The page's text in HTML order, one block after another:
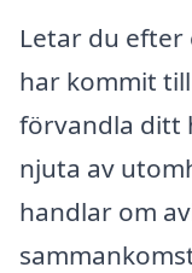
Letar du efter
har kommit
förvandla ditt
njuta av
handlar om